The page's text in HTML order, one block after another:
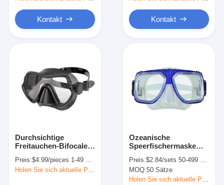
Kontakt Kontakt
Durchsichtige
Freitauchen-Bifocale
Erwachsene
Preis:$4.99/pieces 1-49 pieces
Ozeanische
Speerfischermaske
Unterwassersport
ODM
Preis:$2.84/sets 50-499 sets
MOQ:50 Sätze
Holen Sie sich aktuelle Preis